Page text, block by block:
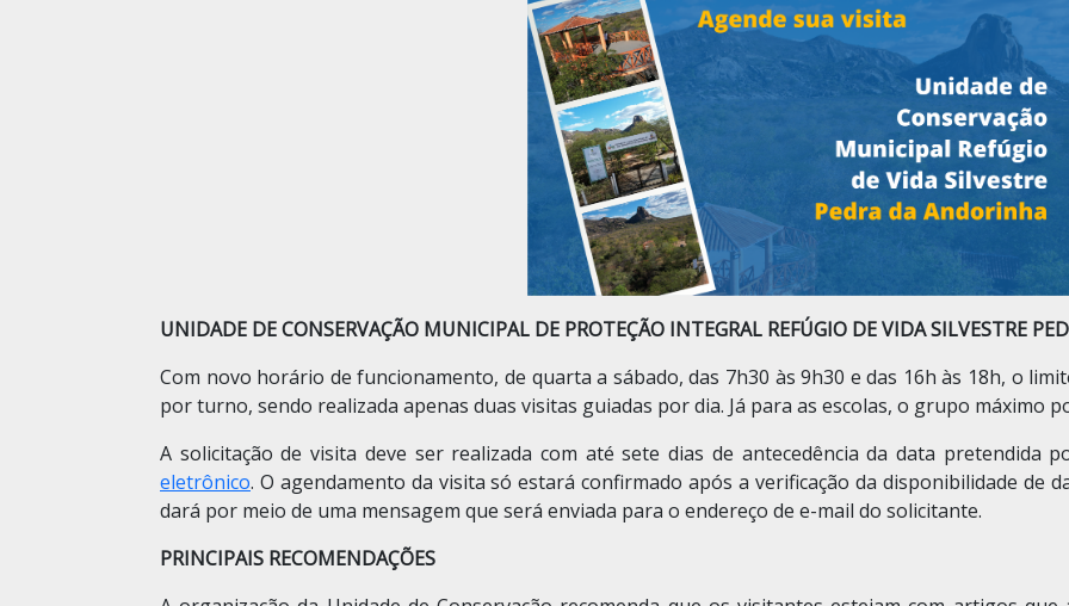
UNIDADE DE CONSERVAÇÃO MUNICIPAL DE PROTEÇÃO INTEGRAL REFÚGIO DE VIDA SILVESTRE
Com novo horário de funcionamento, de quarta a sábado, das 7h30 às 9h30 e das 16h às 18h, o
por turno, sendo realizada apenas duas visitas guiadas por dia. Já para as escolas, o grupo máximo
A solicitação de visita deve ser realizada com até sete dias de antecedência da data pretendida
eletrônico. O agendamento da visita só estará confirmado após a verificação da disponibilidade de
dará por meio de uma mensagem que será enviada para o endereço de e-mail do solicitante.
PRINCIPAIS RECOMENDAÇÕES